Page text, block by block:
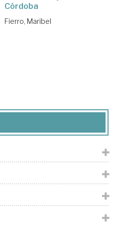
Córdoba
Fierro, Maribel